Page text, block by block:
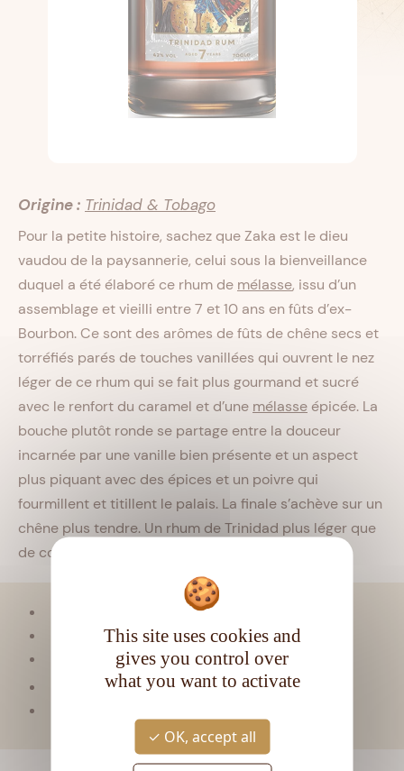
Origine : Trinidad & Tobago
Pour la petite histoire, sachez que Zaka est le dieu
vaudou de la paysannerie, celui sous la bienveillance
duquel a été élaboré ce rhum de mélasse, issu d’un
assemblage et vieilli entre 7 et 10 ans en fûts d’ex-
Bourbon. Ce sont des arômes de fûts de chêne secs et
torréfiés parés de touches vanillées qui ouvrent le nez
léger de ce rhum qui se fait plus gourmand et sucré
avec le renfort du caramel et d’une mélasse épicée. La
bouche plutôt ronde se partage entre la douceur
incarnée par une vanille bien présente et un aspect
plus piquant avec des épices et un poivre qui
fourmillent et titillent le palais. La finale s’achève sur un
chêne plus tendre. Un rhum de Trinidad plus léger que
de coutume, marqué par un boisé assez sec.
Tropical
Matière première :Mixte blend
Type de rhum :Vieux
Contenance :70CL
This site uses cookies and
gives you control over
what you want to activate
OK, accept all